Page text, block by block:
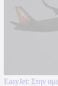
EasyJet: Στην